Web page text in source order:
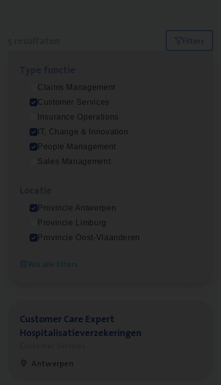
Filters
Claims Management
Customer Services
Insurance Operations
IT, Change & Innovation
People Management
Sales Management
Provincie Antwerpen
Provincie Limburg
Provincie Oost-Vlaanderen
Wis alle filters
Busi­ness Analyst
IT, Change & Innovation
Antwerpen
(Agi­le)IT Pro­ject Manager
Busi­ness Mana­ger Mari­ne Cargo
Antwerpen
Cus­to­mer Care Expert
Hospitalisatieverzekeringen
Antwerpen